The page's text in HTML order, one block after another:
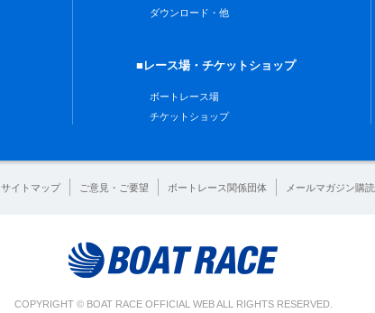
ダウンロード・他
■レース場・チケットショップ
ボートレース場
チケットショップ
サイトマップ ご意見・ご要望 ボートレース関係団体 メールマガジン購読
COPYRIGHT © BOAT RACE OFFICIAL WEB ALL RIGHTS RESERVED.